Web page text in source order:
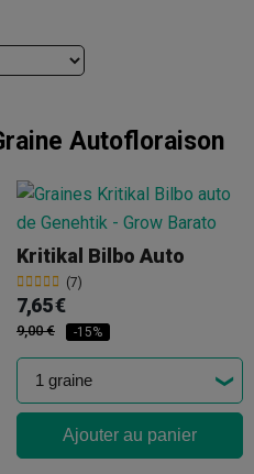
Autofloraison
Kritikal Bilbo Auto
(7)
7,65 €
9,00 € -15%
Ajouter au panier